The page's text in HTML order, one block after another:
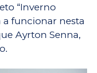
“Inverno
funcionar nesta
Ayrton Senna,